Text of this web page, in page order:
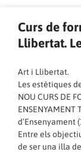
Curs de
Llibertat.
Art i Llibertat.
Les estètiques
NOU CURS DE
d’Ensenyament
Entre els
de ser una illa